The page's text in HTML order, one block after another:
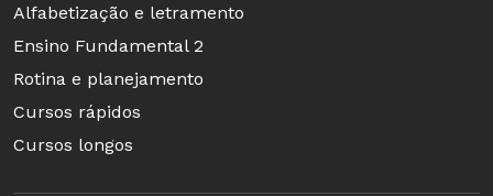
Alfabetização e letramento
Ensino Fundamental 2
Rotina e planejamento
Cursos rápidos
Cursos longos